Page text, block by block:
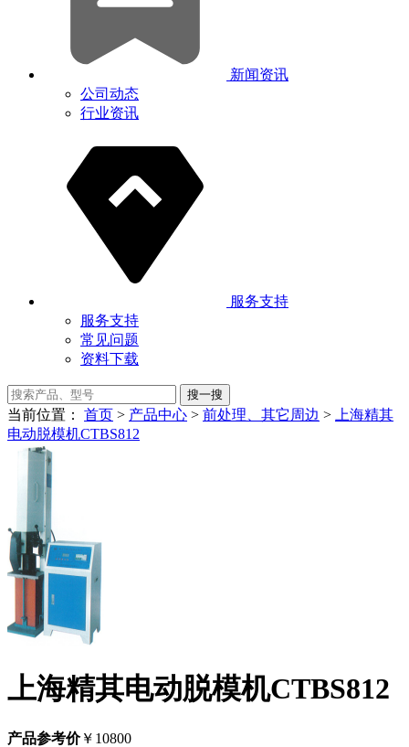
新闻资讯
公司动态
行业资讯
服务支持
服务支持
常见问题
资料下载
当前位置： 首页 > 产品中心 > 前处理、其它周边 >
上海精其
电动脱模机CTBS812
上海精其电动脱模机CTBS812
产品参考价￥10800